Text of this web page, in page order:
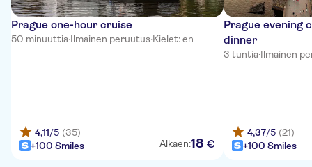
Prague one-hour cruise
50 minuuttia·Ilmainen peruutus·Kielet: en
4,11/5 (35)
+100 Smiles
Alkaen:18 €
Prague evening
dinner
3 tuntia·Ilmainen
4,37/5 (21)
+100 Smiles